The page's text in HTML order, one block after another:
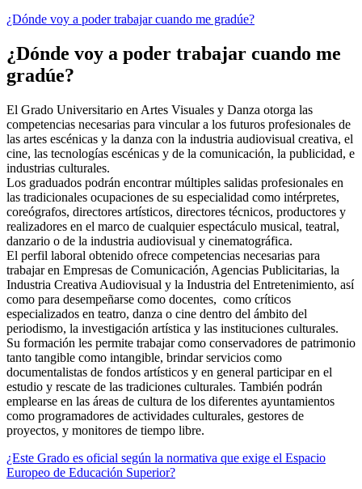
¿Dónde voy a poder trabajar cuando me gradúe?
¿Dónde voy a poder trabajar cuando me
gradúe?
El Grado Universitario en Artes Visuales y Danza otorga las
competencias necesarias para vincular a los futuros profesionales de
las artes escénicas y la danza con la industria audiovisual creativa, el
cine, las tecnologías escénicas y de la comunicación, la publicidad, e
industrias culturales.
Los graduados podrán encontrar múltiples salidas profesionales en
las tradicionales ocupaciones de su especialidad como intérpretes,
coreógrafos, directores artísticos, directores técnicos, productores y
realizadores en el marco de cualquier espectáculo musical, teatral,
danzario o de la industria audiovisual y cinematográfica.
El perfil laboral obtenido ofrece competencias necesarias para
trabajar en Empresas de Comunicación, Agencias Publicitarias, la
Industria Creativa Audiovisual y la Industria del Entretenimiento, así
como para desempeñarse como docentes, como críticos
especializados en teatro, danza o cine dentro del ámbito del
periodismo, la investigación artística y las instituciones culturales.
Su formación les permite trabajar como conservadores de patrimonio
tanto tangible como intangible, brindar servicios como
documentalistas de fondos artísticos y en general participar en el
estudio y rescate de las tradiciones culturales. También podrán
emplearse en las áreas de cultura de los diferentes ayuntamientos
como programadores de actividades culturales, gestores de
proyectos, y monitores de tiempo libre.
¿Este Grado es oficial según la normativa que exige el Espacio
Europeo de Educación Superior?